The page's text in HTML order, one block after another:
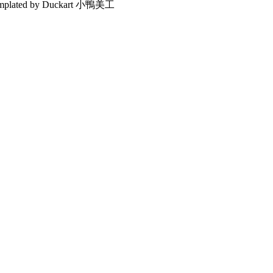
by Duckart 小鴨美工